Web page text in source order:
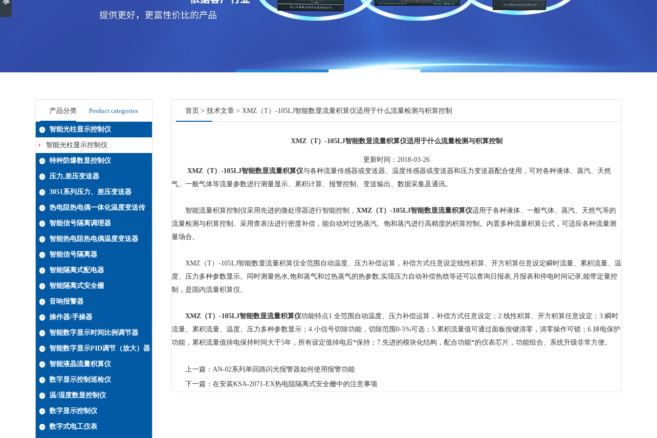
产品分类 Product categories
智能光柱显示控制仪
智能光柱显示控制仪
特种防爆数显控制仪
压力,差压变送器
3051系列压力、差压变送器
热电阻热电偶一体化温度变送传感器系列
智能信号隔离调理器
智能热电阻热电偶温度变送器
智能信号隔离器
智能隔离式配电器
智能隔离式安全栅
音响报警器
操作器/手操器
智能数字显示时间比例调节器
智能数字显示PID调节（放大）器
智能液晶流量积算仪
数字显示控制巡检仪
温/湿度数显控制仪
数字显示控制仪
数字式电工仪表
首页 > 技术文章 > XMZ（T）-105LJ智能数显流量积算仪适用于什么流量检测与积算控制
XMZ（T）-105LJ智能数显流量积算仪适用于什么流量检测与积算控制
更新时间：2018-03-26
XMZ（T）-105LJ智能数显流量积算仪与各种流量传感器或变送器、温度传感器或变送器和压力变送器配合使用，可对各种液体、蒸汽、天然
气、一般气体等流量参数进行测量显示、累积计算、报警控制、变送输出、数据采集及通讯。
智能流量积算控制仪采用先进的微处理器进行智能控制， XMZ（T）-105LJ智能数显流量积算仪适用于各种液体、一般气体、蒸汽、天然气等的
流量检测与积算控制。采用查表法进行密度补偿，能自动对过热蒸汽、饱和蒸汽进行高精度的积算控制。内置多种流量积算公式，可适应各种流量测
量场合。
XMZ（T）-105LJ智能数显流量积算仪全范围自动温度、压力补偿运算，补偿方式任意设定线性积算、开方积算任意设定瞬时流量、累积流量、温
度、压力多种参数显示。同时测量热水,饱和蒸气和过热蒸气的热参数,实现压力自动补偿热焓等还可以查询日报表,月报表和停电时间记录,能带定量控
制，是国内流量积算仪。
XMZ（T）-105LJ智能数显流量积算仪功能特点1.全范围自动温度、压力补偿运算，补偿方式任意设定；2.线性积算、开方积算任意设定；3.瞬时
流量、累积流量、温度、压力多种参数显示；4.小信号切除功能，切除范围0-5%可选；5.累积流量值可通过面板按键清零，清零操作可锁；6.掉电保护
功能，累积流量值掉电保持时间大于5年，所有设定值掉电后*保持；7.先进的模块化结构，配合功能*的仪表芯片，功能组合、系统升级非常方便。
上一篇： AN-02系列单回路闪光报警器如何使用报警功能
下一篇： 在安装KSA-2071-EX热电阻隔离式安全栅中的注意事项